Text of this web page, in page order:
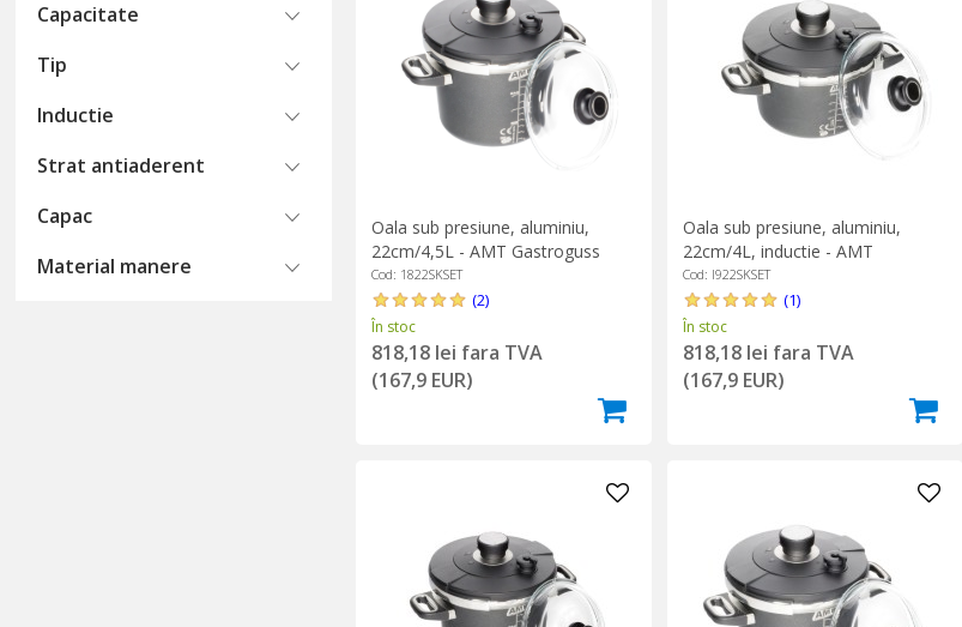
Capacitate
Tip
Inductie
Strat antiaderent
Capac
Material manere
Oala sub presiune, aluminiu,
22cm/4,5L - AMT Gastroguss
Cod: 1822SKSET
(2)
În stoc
818,18 lei fara TVA
(167,9 EUR)
Oala sub presiune, aluminiu,
22cm/4L, inductie - AMT
Gastroguss
Cod: I922SKSET
(1)
În stoc
818,18 lei fara TVA
(167,9 EUR)